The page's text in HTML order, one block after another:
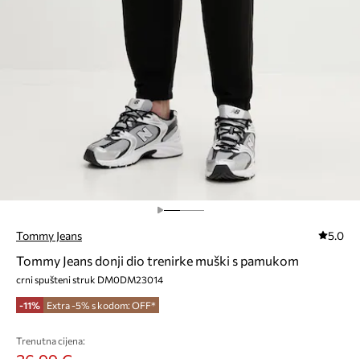
Tommy Jeans 5.0
Tommy Jeans donji dio trenirke muški s pamukom
crni spušteni struk DM0DM23014
-11% Extra -5% s kodom: OFF*
Trenutna cijena: